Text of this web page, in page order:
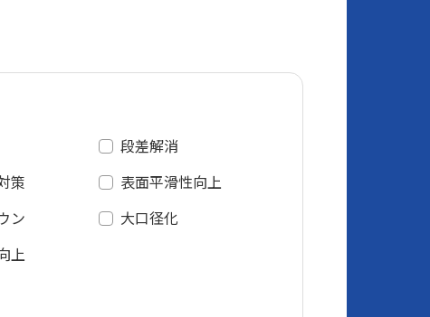
段差解消
策
表面平滑性向上
ン
大口径化
上